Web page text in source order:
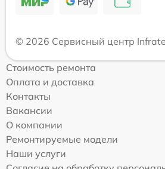
© 2026 Сервисный центр
Стоимость ремонта
Оплата и доставка
Контакты
Вакансии
О компании
Ремонтируемые модели
Наши услуги